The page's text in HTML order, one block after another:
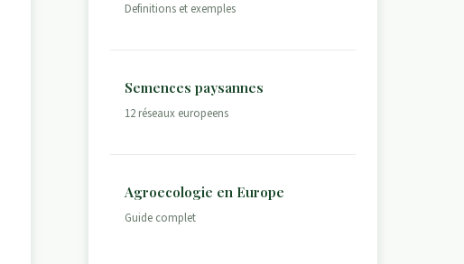
Definitions et exemples
Semences paysannes
12 réseaux europeens
Agroecologie en Europe
Guide complet